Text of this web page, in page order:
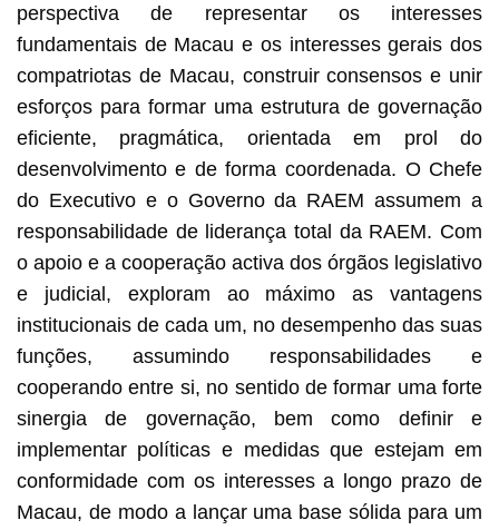
perspectiva de representar os interesses
fundamentais de Macau e os interesses gerais dos
compatriotas de Macau, construir consensos e unir
esforços para formar uma estrutura de governação
eficiente, pragmática, orientada em prol do
desenvolvimento e de forma coordenada. O Chefe
do Executivo e o Governo da RAEM assumem a
responsabilidade de liderança total da RAEM. Com
o apoio e a cooperação activa dos órgãos legislativo
e judicial, exploram ao máximo as vantagens
institucionais de cada um, no desempenho das suas
funções, assumindo responsabilidades e
cooperando entre si, no sentido de formar uma forte
sinergia de governação, bem como definir e
implementar políticas e medidas que estejam em
conformidade com os interesses a longo prazo de
Macau, de modo a lançar uma base sólida para um